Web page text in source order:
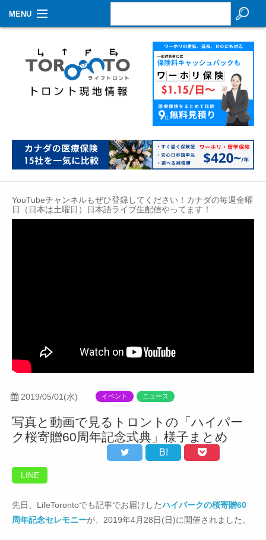
MENU
生活情報
その他
イベントカレンダー
Contact
YouTubeチャンネルもぜひ登録してください！カナダの毎週金曜
日（日本は土曜日）日本語ライブ生配信やってます！
2019/05/01(水) イベント ニュース
写真と動画で見るトロントの「ハイパー
ク桜寄贈60周年記念式典」様子まとめ
B!
LINE
先日、LifeTorontoでも記事でお届けしたハイパークの桜寄贈60
周年記念セレモニーが、2019年4月28日(日)に開催されました。